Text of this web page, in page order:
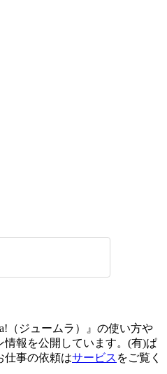
（ジュームラ）』の使い方や
報を公開しています。(有)ぱ
仕事の依頼はサービス をご覧く